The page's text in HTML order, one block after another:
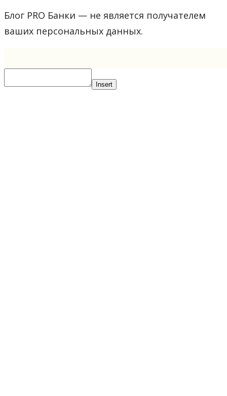
Блог PRO Банки — не является получателем
ваших персональных данных.
Insert